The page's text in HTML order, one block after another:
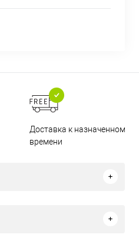
Доставка к назначенному
времени